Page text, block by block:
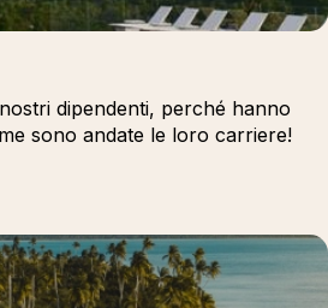
dipendenti, perché hanno
sono andate le loro carriere!